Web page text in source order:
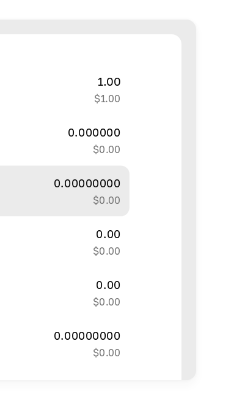
1.00
$1.00
0.000000
$0.00
0.00000000
$0.00
0.00
$0.00
0.00
$0.00
0.00000000
$0.00